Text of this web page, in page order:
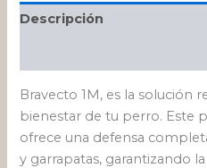
Descripción
Bravecto 1M, es la solución
bienestar de tu perro. Este
ofrece una defensa
y garrapatas, garantizando